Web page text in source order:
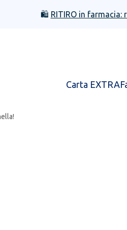
🛍️ RITIRO in farmacia:
Carta EXTRA